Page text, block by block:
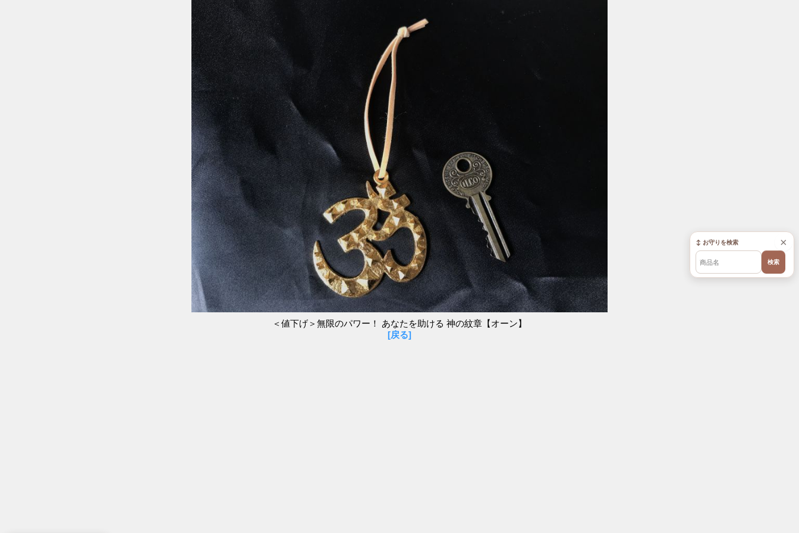
＜値下げ＞無限のパワー！ あなたを助ける 神の紋章【オーン】
[戻る]
×
↕ お守りを検索
検索